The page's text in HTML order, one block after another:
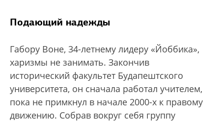
Подающий надежды
Габору Воне, 34-летнему лидеру «Йоббика»,
харизмы не занимать. Закончив
исторический факультет Будапештского
университета, он сначала работал учителем,
пока не примкнул в начале 2000-х к правому
движению. Собрав вокруг себя группу